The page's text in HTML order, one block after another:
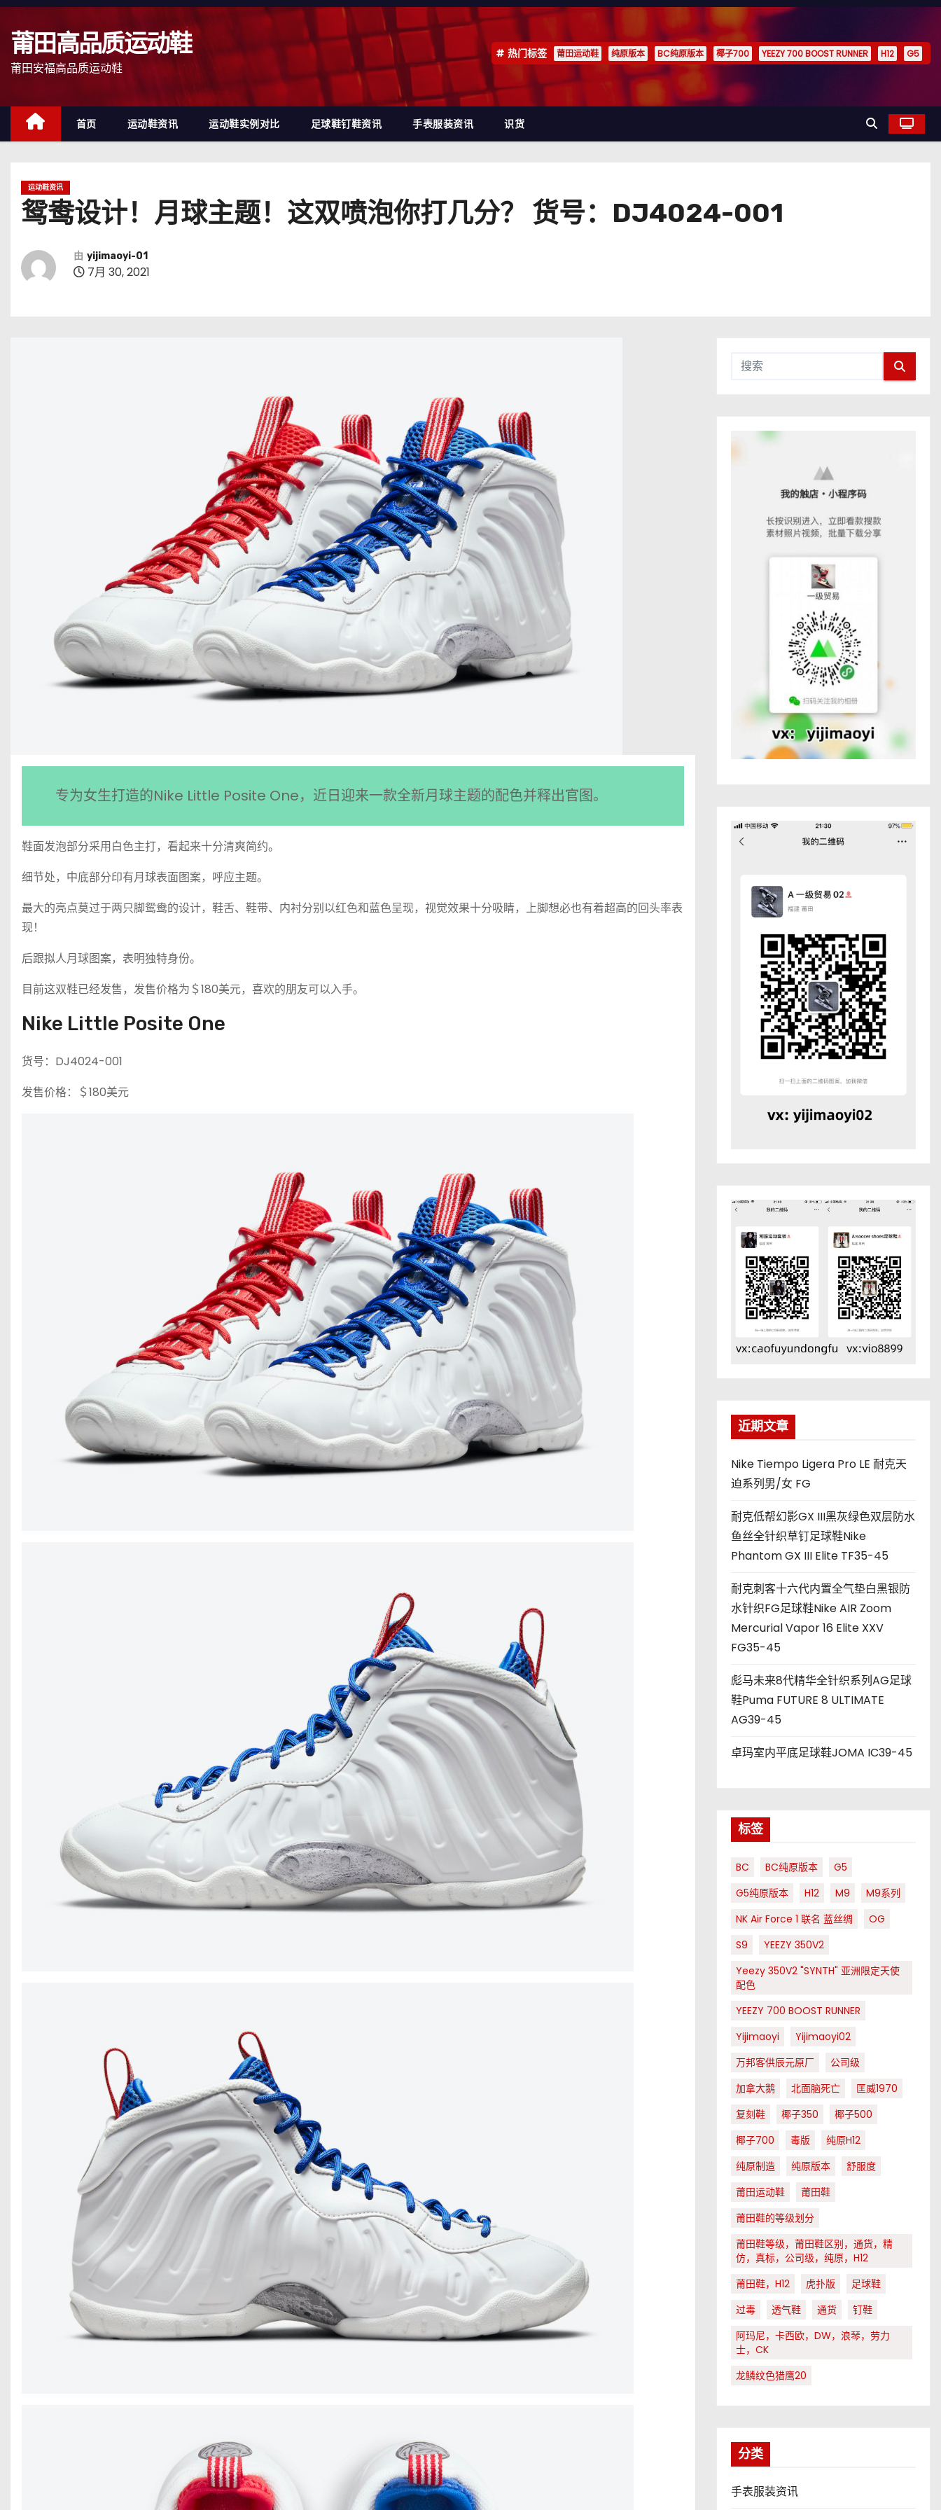
跳
莆田高品质运动鞋
莆田安福高品质运动鞋
热门标签 莆田运动鞋 纯原版本 BC纯原版本 椰子700 YEEZY 700 BOOST RUNNER H12 G5
首页 运动鞋资讯 运动鞋实例对比 足球鞋钉鞋资讯 手表服装资讯 识货
运动鞋资讯
鸳鸯设计！月球主题！这双喷泡你打几分？ 货号：DJ4024-001
由 yijimaoyi-01
7月 30, 2021
专为女生打造的Nike Little Posite One，近日迎来一款全新月球主题的配色并释出官图。
鞋面发泡部分采用白色主打，看起来十分清爽简约。
细节处，中底部分印有月球表面图案，呼应主题。
最大的亮点莫过于两只脚鸳鸯的设计，鞋舌、鞋带、内衬分别以红色和蓝色呈现，视觉效果十分吸睛，上脚想必也有着超高的回头率表
现！
后跟拟人月球图案，表明独特身份。
目前这双鞋已经发售，发售价格为＄180美元，喜欢的朋友可以入手。
Nike Little Posite One
货号：DJ4024-001
发售价格：＄180美元
近期文章
Nike Tiempo Ligera Pro LE 耐克天
迫系列男/女 FG
耐克低帮幻影GX III黑灰绿色双层防水
鱼丝全针织草钉足球鞋Nike
Phantom GX III Elite TF35-45
耐克刺客十六代内置全气垫白黑银防
水针织FG足球鞋Nike AIR Zoom
Mercurial Vapor 16 Elite XXV
FG35-45
彪马未来8代精华全针织系列AG足球
鞋Puma FUTURE 8 ULTIMATE
AG39-45
卓玛室内平底足球鞋JOMA IC39-45
标签
BC BC纯原版本
G5
G5纯原版本
H12 M9
M9系列
NK Air Force 1 联名 蓝丝绸
OG
S9
YEEZY 350V2
Yeezy 350V2 "SYNTH" 亚洲限定天使
配色
YEEZY 700 BOOST RUNNER
Yijimaoyi
Yijimaoyi02
万邦客供辰元原厂
公司级
加拿大鹅
北面脑死亡
匡威1970
复刻鞋
椰子350
椰子500
椰子700
毒版
纯原H12
纯原制造
纯原版本
舒服度
莆田运动鞋
莆田鞋
莆田鞋的等级划分
莆田鞋等级，莆田鞋区别，通货，精
仿，真标，公司级，纯原，H12
莆田鞋，H12
虎扑版
足球鞋
过毒
透气鞋 通货
钉鞋
阿玛尼，卡西欧，DW，浪琴，劳力
士，CK
龙鳞纹色猎鹰20
分类
手表服装资讯